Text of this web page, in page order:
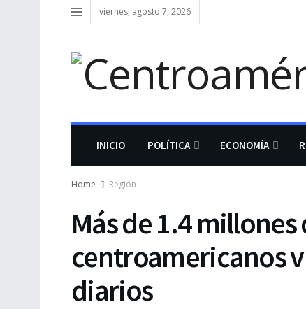
viernes, agosto 7, 2026
INICIO POLÍTICA ECONOMÍA
Home Región
Más de 1.4
centroamericanos
diarios